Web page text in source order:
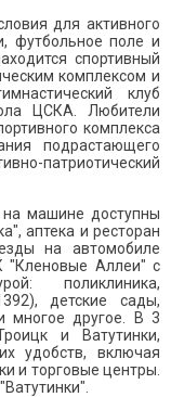
для активного
футбольное поле и
спортивный
комплексом и
клуб
ЦСКА. Любители
комплекса
подрастающего
патриотический
машине доступны
аптека и ресторан
на автомобиле
"Кленовые Аллеи" с
поликлиника,
детские сады,
многое другое. В 3
и Ватутинки,
удобств, включая
и торговые центры.